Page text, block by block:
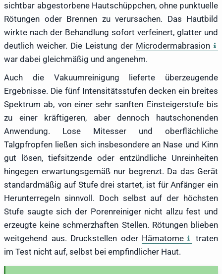
sichtbar abgestorbene Hautschüppchen, ohne punktuelle
Rötungen oder Brennen zu verursachen. Das Hautbild
wirkte nach der Behandlung sofort verfeinert, glatter und
deutlich weicher. Die Leistung der Microdermabrasion
war dabei gleichmäßig und angenehm.
Auch die Vakuumreinigung lieferte überzeugende
Ergebnisse. Die fünf Intensitätsstufen decken ein breites
Spektrum ab, von einer sehr sanften Einsteigerstufe bis
zu einer kräftigeren, aber dennoch hautschonenden
Anwendung. Lose Mitesser und oberflächliche
Talgpfropfen ließen sich insbesondere an Nase und Kinn
gut lösen, tiefsitzende oder entzündliche Unreinheiten
hingegen erwartungsgemäß nur begrenzt. Da das Gerät
standardmäßig auf Stufe drei startet, ist für Anfänger ein
Herunterregeln sinnvoll. Doch selbst auf der höchsten
Stufe saugte sich der Porenreiniger nicht allzu fest und
erzeugte keine schmerzhaften Stellen. Rötungen blieben
weitgehend aus. Druckstellen oder Hämatome
traten
im Test nicht auf, selbst bei empfindlicher Haut.